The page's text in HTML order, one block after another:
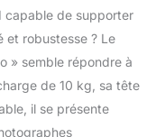
capable de supporter
et robustesse ? Le
» semble répondre à
de 10 kg, sa tête
il se présente